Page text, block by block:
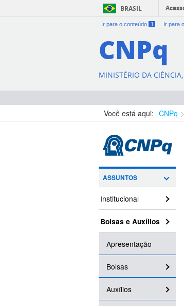
BRASIL
Ir para o conteúdo 1 Ir para
CNPq
MINISTÉRIO DA
Você está aqui: CNPq
ASSUNTOS
Institucional
Bolsas e Auxílios
Apresentação
Bolsas
Auxílios